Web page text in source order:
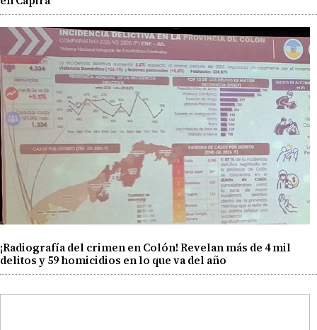
¡Radiografía del crimen en Colón! Revelan más de 4 mil
delitos y 59 homicidios en lo que va del año